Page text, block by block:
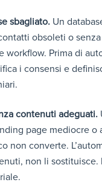
sbagliato. Un
obsoleti o
workflow. Prima di
i consensi e
contenuti adeguati.
page mediocre o
non converte.
non li sostituisce.